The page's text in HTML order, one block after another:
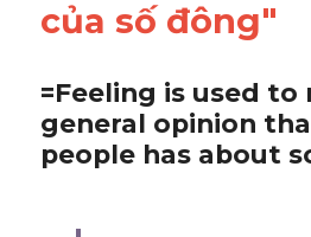
của số đông"
=Feeling is used to
general opinion
people has about